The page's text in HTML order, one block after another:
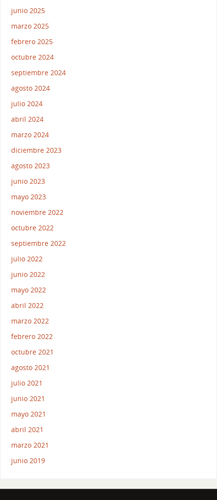
junio 2025
marzo 2025
febrero 2025
octubre 2024
septiembre 2024
agosto 2024
julio 2024
abril 2024
marzo 2024
diciembre 2023
agosto 2023
junio 2023
mayo 2023
noviembre 2022
octubre 2022
septiembre 2022
julio 2022
junio 2022
mayo 2022
abril 2022
marzo 2022
febrero 2022
octubre 2021
agosto 2021
julio 2021
junio 2021
mayo 2021
abril 2021
marzo 2021
junio 2019